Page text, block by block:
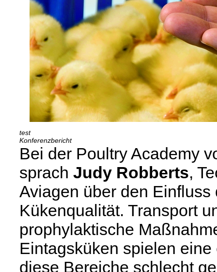
Konferenzbericht
Bei der Poultry Academy
sprach Judy Robberts,
Aviagen über den
Kükenqualität. Transport
prophylaktische
Eintagsküken spielen
diese Bereiche schlecht